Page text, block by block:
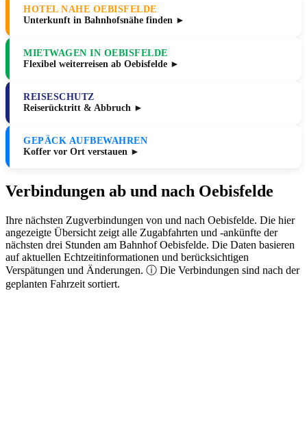
HOTEL NAHE OEBISFELDE
Unterkunft in Bahnhofsnähe finden ►
MIETWAGEN IN OEBISFELDE
Flexibel weiterreisen ab Oebisfelde ►
REISESCHUTZ
Reiserücktritt & Abbruch ►
GEPÄCK AUFBEWAHREN
Koffer vor Ort verstauen ►
Verbindungen ab und nach Oebisfelde
Ihre nächsten Zugverbindungen von und nach Oebisfelde. Die hier
angezeigte Übersicht zeigt alle Zugabfahrten und -ankünfte der
nächsten drei Stunden am Bahnhof Oebisfelde. Die Daten basieren
auf aktuellen Echtzeitinformationen und berücksichtigen
Verspätungen und Änderungen. ⓘ Die Verbindungen sind nach der
geplanten Fahrzeit sortiert.